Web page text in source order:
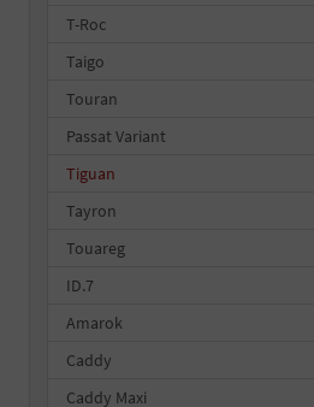
T-Roc
Taigo
Touran
Passat Variant
Tiguan
Tayron
Touareg
ID.7
Amarok
Caddy
Caddy Maxi